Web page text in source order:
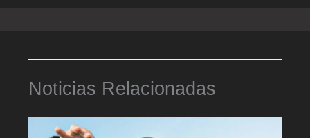
Noticias Relacionadas